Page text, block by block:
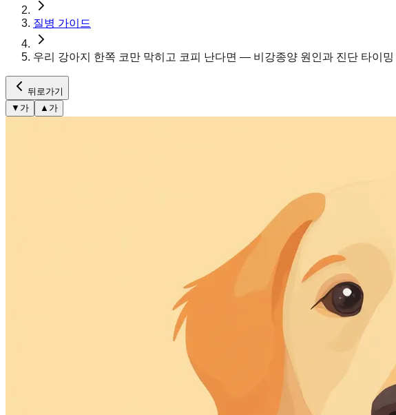
질병 가이드
우리 강아지 한쪽 코만 막히고 코피 난다면 — 비강종양 원인과 진단 타이밍
뒤로가기
▼ 가 ▲ 가